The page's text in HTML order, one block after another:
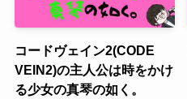
コードヴェイン2(CODE
VEIN2)の主人公は時をかけ
る少女の真琴の如く。